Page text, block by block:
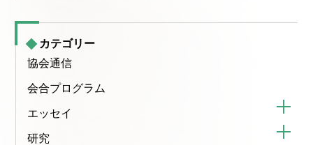
カテゴリー
協会通信
会合プログラム
エッセイ
研究